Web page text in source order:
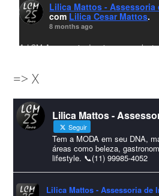
Lilica Mattos - Assessoria
com Lilica Cesar Mattos.
8 months ago
A LCM Assessoria deseja um
amigos que sempre nos
#lcmassessoriassessoria#natal
#HappyNewYear
Foto
Visualizar no Facebook · Compartilhar
=> X
Lilica Mattos -
Seguir
Tem a MODA em seu DNA,
áreas como beleza,
lifestyle. 📞(11) 99985-4052
Lilica Mattos - Assessoria de